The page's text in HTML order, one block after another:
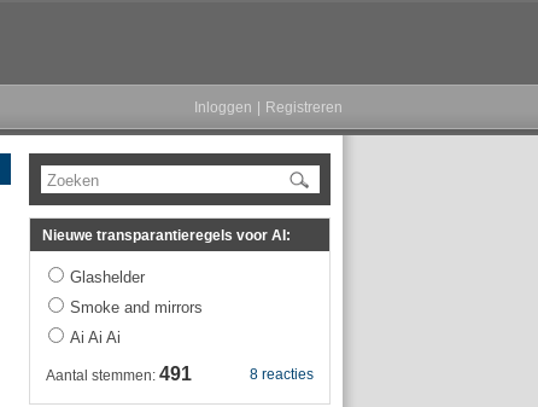
Inloggen Registreren
Zoeken
Nieuwe transparantieregels voor AI:
Glashelder
Smoke and mirrors
Ai Ai Ai
8 reacties
Aantal stemmen: 491